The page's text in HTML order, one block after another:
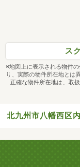
ス
※地図上に表示される物件
り、実際の物件所在地とは
正確な物件所在地は、取
北九州市八幡西区